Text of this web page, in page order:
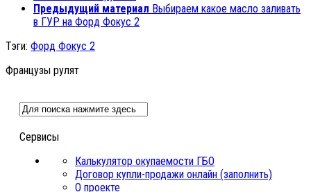
Предыдущий материал Выбираем какое масло заливать
в ГУР на Форд Фокус 2
Тэги: Форд Фокус 2
Французы рулят
Сервисы
Калькулятор окупаемости ГБО
Договор купли-продажи онлайн (заполнить)
О проекте